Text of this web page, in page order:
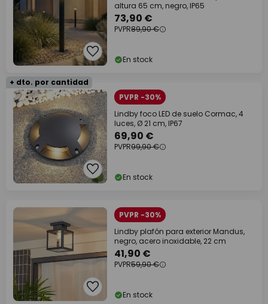
altura 65 cm, negro, IP65
73,90 €
PVPR89,90 €
En stock
+ dto. por cantidad
PVPR -30%
Lindby foco LED de suelo Cormac, 4
luces, Ø 21 cm, IP67
69,90 €
PVPR99,90 €
En stock
PVPR -30%
Lindby plafón para exterior Mandus,
negro, acero inoxidable, 22 cm
41,90 €
PVPR59,90 €
En stock